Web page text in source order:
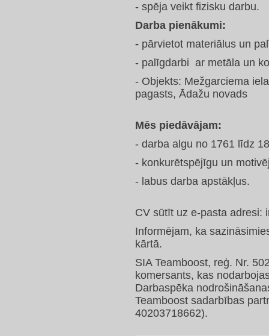
- spēja veikt fizisku darbu.
Darba pienākumi:
- pārvietot materiālus un
- palīgdarbi ar metāla un
- Objekts: Mežgarciema
pagasts, Ādažu novads
Mēs piedāvājam:
- darba algu no 1761 līdz
- konkurētspējīgu un
- labus darba apstākļus.
CV sūtīt uz e-pasta adresi:
Informējam, ka
kārtā.
SIA Teamboost, reģ. Nr.
komersants, kas
Darbaspēka
Teamboost sadarbības
40203718662).